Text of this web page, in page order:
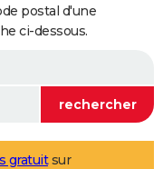
postal d'une
ci-dessous.
gratuitsur